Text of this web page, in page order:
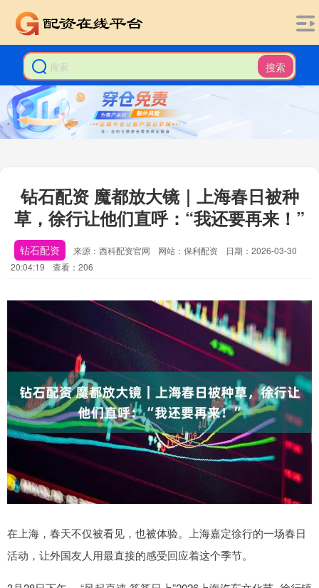
搜索
钻石配资 魔都放大镜｜上海春日被种
草，徐行让他们直呼：“我还要再来！”
钻石配资 来源：西科配资官网 网站：保利配资
日期：2026-03-30
20:04:19
查看：206
在上海，春天不仅被看见，也被体验。上海嘉定徐行的一场春日
活动，让外国友人用最直接的感受回应着这个季节。